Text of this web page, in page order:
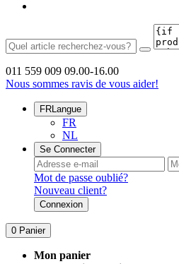
011 559 009 09.00-16.00
Nous sommes ravis de vous aider!
FRLangue
FR
NL
Se Connecter
Mot de passe oublié?
Nouveau client?
Connexion
0 Panier
Mon panier